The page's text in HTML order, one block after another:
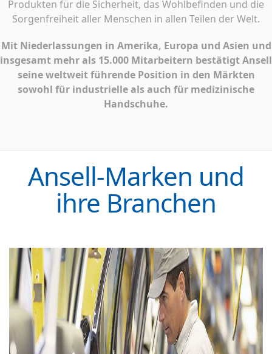
Produkten für die Sicherheit, das Wohlbefinden und die
Sorgenfreiheit aller Menschen in allen Teilen der Welt.
Mit Niederlassungen in Amerika, Europa und Asien und
insgesamt mehr als 15.000 Mitarbeitern bestätigt Ansell
seine weltweit führende Position in den Märkten
sowohl für industrielle als auch für medizinische
Handschuhe.
Ansell-Marken und
ihre Branchen